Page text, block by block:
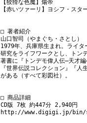
【狡猾な色魔】煬帝
【赤いツァーリ】ヨシフ・スタ
□ 著者紹介
山口智司（やまぐち・さとし）
1979年、兵庫県生まれ。ライ
研究をライフワークとし、トン
著書に『トンデモ偉人伝―天才
『世界伝説コレクション』『人
がある（すべて彩図社）。
□ 商品詳細
CD版 7枚 約447分 2,940円
http://www.digigi.jp/bin/